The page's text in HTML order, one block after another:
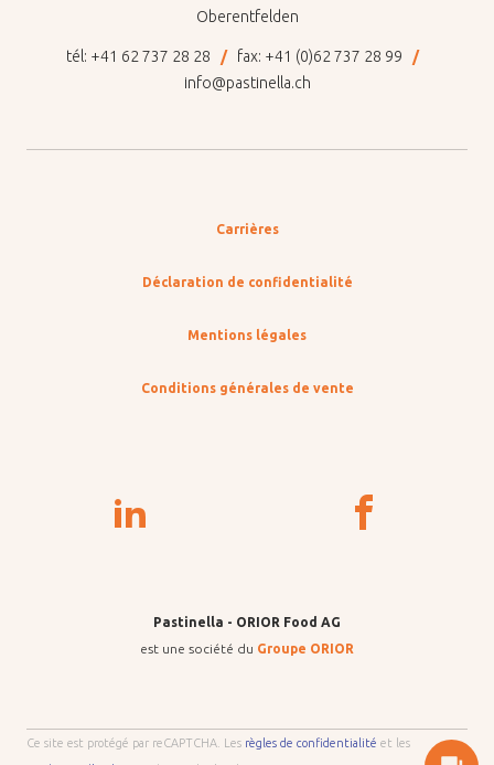
Oberentfelden
tél: +41 62 737 28 28 fax: +41 (0)62 737 28 99
info@pastinella.ch
Carrières
Déclaration de confidentialité
Mentions légales
Conditions générales de vente
Pastinella - ORIOR Food AG
est une société du Groupe ORIOR
Ce site est protégé par reCAPTCHA. Les règles de confidentialité et les